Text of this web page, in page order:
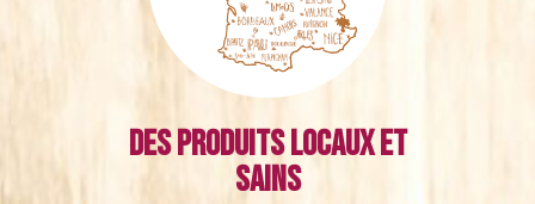
Des produits locaux et
sains